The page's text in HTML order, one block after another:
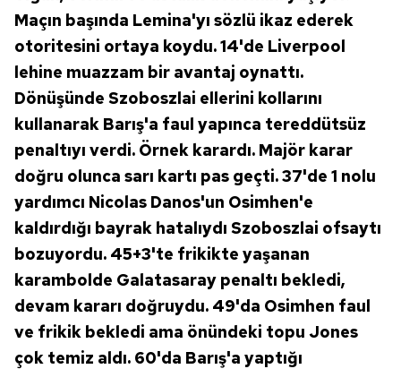
Maçın başında Lemina'yı sözlü ikaz ederek
otoritesini ortaya koydu. 14'de Liverpool
lehine muazzam bir avantaj oynattı.
Dönüşünde Szoboszlai ellerini kollarını
kullanarak Barış'a faul yapınca tereddütsüz
penaltıyı verdi. Örnek karardı. Majör karar
doğru olunca sarı kartı pas geçti. 37'de 1 nolu
yardımcı Nicolas Danos'un Osimhen'e
kaldırdığı bayrak hatalıydı Szoboszlai ofsaytı
bozuyordu. 45+3'te frikikte yaşanan
karambolde Galatasaray penaltı bekledi,
devam kararı doğruydu. 49'da Osimhen faul
ve frikik bekledi ama önündeki topu Jones
çok temiz aldı. 60'da Barış'a yaptığı